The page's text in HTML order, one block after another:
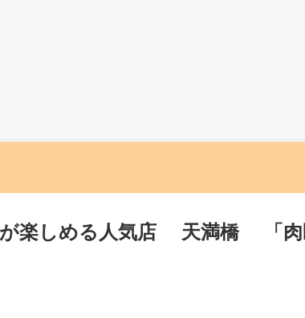
が楽しめる人気店 天満橋 「